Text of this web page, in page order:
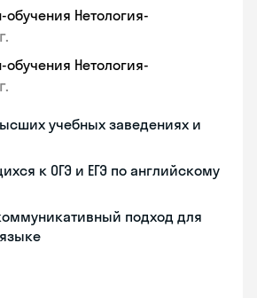
обучения Нетология-
обучения Нетология-
учебных заведениях и
к ОГЭ и ЕГЭ по английскому
подход для